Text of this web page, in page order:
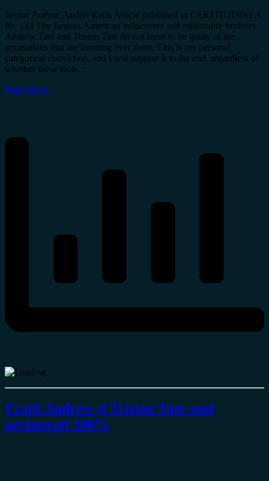
Senior Author: Andrei Rațiu Article published in CERTITUDINEA
Nr. 134 The famous American influencers and millionaire brothers
Andrew Tate and Tristan Tate do not seem to be guilty of the
accusations that are looming over them. This is my personal,
categorical conviction, and I will support it to the end, regardless of
whether these idols…
Read More
Frații Andrew şi Tristan Tate sunt
nevinovați 100%